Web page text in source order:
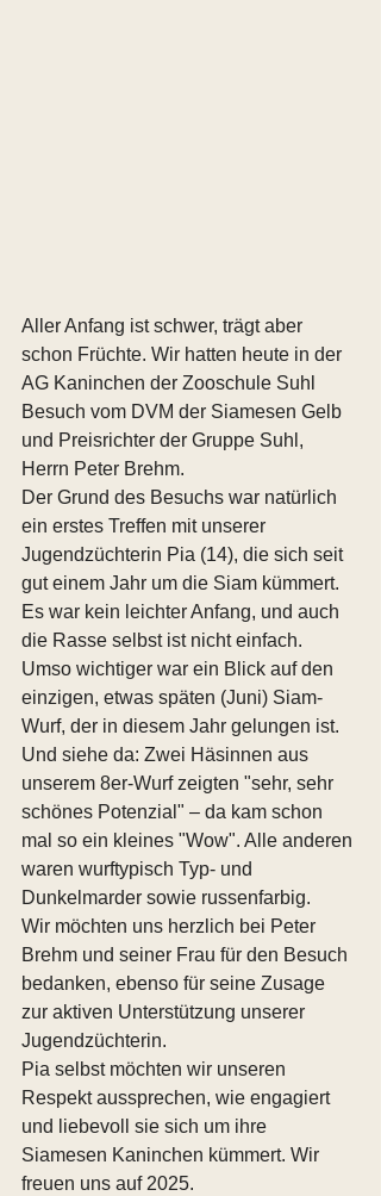
Aller Anfang ist schwer, trägt aber
schon Früchte. Wir hatten heute in der
AG Kaninchen der Zooschule Suhl
Besuch vom DVM der Siamesen Gelb
und Preisrichter der Gruppe Suhl,
Herrn Peter Brehm.
Der Grund des Besuchs war natürlich
ein erstes Treffen mit unserer
Jugendzüchterin Pia (14), die sich seit
gut einem Jahr um die Siam kümmert.
Es war kein leichter Anfang, und auch
die Rasse selbst ist nicht einfach.
Umso wichtiger war ein Blick auf den
einzigen, etwas späten (Juni) Siam-
Wurf, der in diesem Jahr gelungen ist.
Und siehe da: Zwei Häsinnen aus
unserem 8er-Wurf zeigten "sehr, sehr
schönes Potenzial" – da kam schon
mal so ein kleines "Wow". Alle anderen
waren wurftypisch Typ- und
Dunkelmarder sowie russenfarbig.
Wir möchten uns herzlich bei Peter
Brehm und seiner Frau für den Besuch
bedanken, ebenso für seine Zusage
zur aktiven Unterstützung unserer
Jugendzüchterin.
Pia selbst möchten wir unseren
Respekt aussprechen, wie engagiert
und liebevoll sie sich um ihre
Siamesen Kaninchen kümmert. Wir
freuen uns auf 2025.